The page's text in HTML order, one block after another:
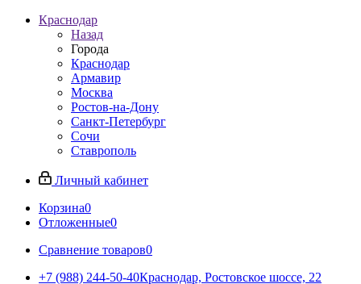
Краснодар
Назад
Города
Краснодар
Армавир
Москва
Ростов-на-Дону
Санкт-Петербург
Сочи
Ставрополь
Личный кабинет
Корзина0
Отложенные0
Сравнение товаров0
+7 (988) 244-50-40Краснодар, Ростовское шоссе, 22